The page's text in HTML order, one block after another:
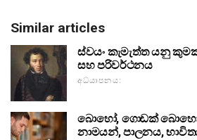
Similar articles
ස්වයං කැමැත්ත යනු
සහ පරිවර්ථනය
අධ්යාපනය:
බොහෝ, ගොඩක්
නාමයන්, පාලනය,